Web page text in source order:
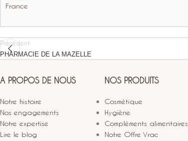
France
Précédent
PHARMACIE DE LA MAZELLE
A PROPOS DE NOUS
Notre histoire
Nos engagements
Notre expertise
Lire le blog
NOS PRODUITS
Cosmétique
Hygiène
Compléments alimentaires
Notre Offre Vrac